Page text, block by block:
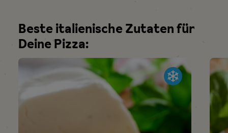
Beste italienische Zutaten für
Deine Pizza: